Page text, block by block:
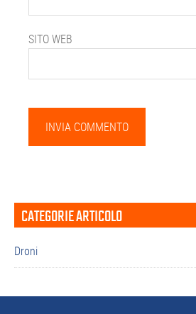
SITO WEB
Barra
laterale
primaria
CATEGORIE ARTICOLO
Droni